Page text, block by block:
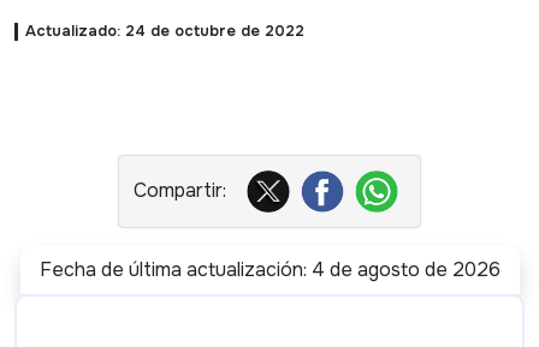
Actualizado: 24 de octubre de 2022
Fecha de última actualización: 4 de agosto de 2026